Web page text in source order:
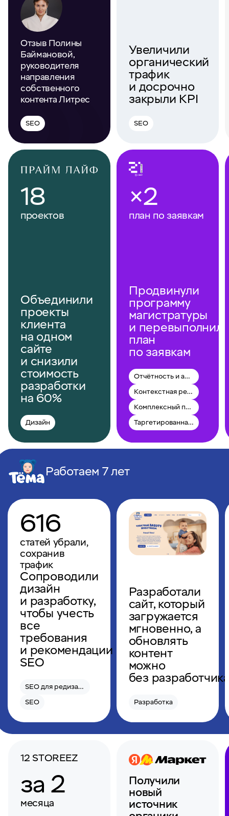
Отзыв Полины
Баймановой,
руководителя
направления
собственного
контента Литрес
SEO
Увеличили
органический
трафик
и досрочно
закрыли KPI
SEO
18
проектов
Объединили
проекты
клиента
на одном
сайте
и снизили
стоимость
разработки
на 60%
Дизайн
×2
план по заявкам
Продвинули
программу
магистратуры
и
план
по заявкам
Отчётность и аналитика
Контекстная реклама
Комплексный перфоманс-маркетинг
Таргетированная реклама
Работаем 7 лет
616
статей убрали,
сохранив
трафик
Сопроводили
дизайн
и разработку,
чтобы учесть
все
требования
и рекомендации
SEO
SEO для редизайна
SEO
Разработали
сайт, который
загружается
мгновенно, а
обновлять
контент
можно
без разработчика
Разработка
12 STOREEZ
за 2
месяца
Получили
новый
источник